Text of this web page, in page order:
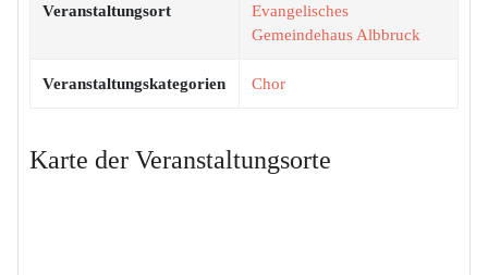
Veranstaltungsort
Evangelisches
Gemeindehaus Albbruck
Veranstaltungskategorien Chor
Karte der Veranstaltungsorte